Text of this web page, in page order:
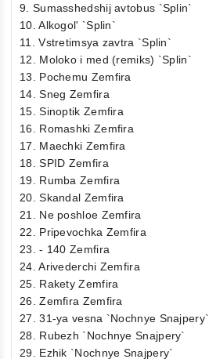
9. Sumasshedshij avtobus `Splin`
10. Alkogol' `Splin`
11. Vstretimsya zavtra `Splin`
12. Moloko i med (remiks) `Splin`
13. Pochemu Zemfira
14. Sneg Zemfira
15. Sinoptik Zemfira
16. Romashki Zemfira
17. Maechki Zemfira
18. SPID Zemfira
19. Rumba Zemfira
20. Skandal Zemfira
21. Ne poshloe Zemfira
22. Pripevochka Zemfira
23. - 140 Zemfira
24. Arivederchi Zemfira
25. Rakety Zemfira
26. Zemfira Zemfira
27. 31-ya vesna `Nochnye Snajpery`
28. Rubezh `Nochnye Snajpery`
29. Ezhik `Nochnye Snajpery`